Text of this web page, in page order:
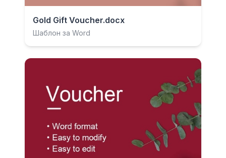
Gold Gift Voucher.docx
Шаблон за Word